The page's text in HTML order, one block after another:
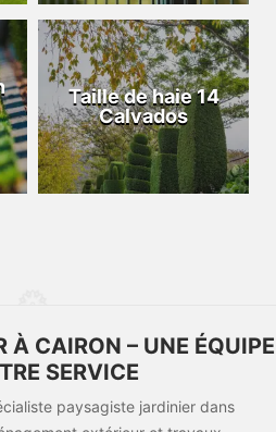
Taille de haie 14
Calvados
À CAIRON – UNE ÉQUIPE
SERVICE
paysagiste jardinier dans